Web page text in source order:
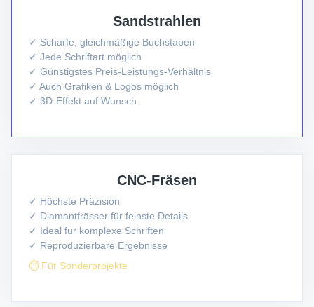
Sandstrahlen
✓ Scharfe, gleichmäßige Buchstaben
✓ Jede Schriftart möglich
✓ Günstigstes Preis-Leistungs-Verhältnis
✓ Auch Grafiken & Logos möglich
✓ 3D-Effekt auf Wunsch
CNC-Fräsen
✓ Höchste Präzision
✓ Diamantfrässer für feinste Details
✓ Ideal für komplexe Schriften
✓ Reproduzierbare Ergebnisse
⏱ Für Sonderprojekte